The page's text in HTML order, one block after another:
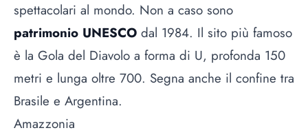
spettacolari al mondo. Non a caso sono
patrimonio UNESCO dal 1984. Il sito più famoso
è la Gola del Diavolo a forma di U, profonda 150
metri e lunga oltre 700. Segna anche il confine tra
Brasile e Argentina.
Amazzonia